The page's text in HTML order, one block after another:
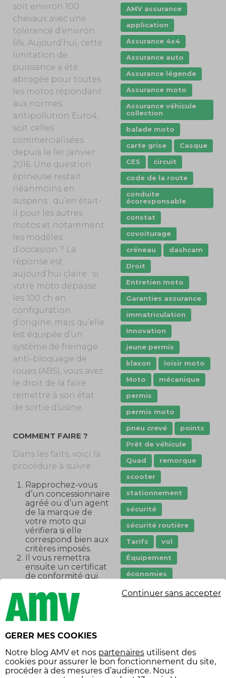
soit environ 100
chevaux avec une
tolérance d’environ
6%. Aujourd’hui, cette
limitation de
puissance a été
abrogée pour toutes
les motos répondant
aux normes
antipollution Euro4,
soit celles
commercialisées
depuis le 1er janvier
2016. Une question
épineuse restait
néanmoins en
suspens : qu’en était-
il pour les autres
motos et notamment
les modèles
d’occasion ? La
réponse est
aujourd’hui claire : si
votre moto dépasse
les 100 ch en
configuration
d’origine, mais qu’elle
est équipée d’un
système de freinage
anti-bloquage de
roues (ABS), vous avez
le droit de la faire
remettre à son état
de sortie d’usine.
COMMENT FAIRE ?
Dans les faits, voici la
procédure à suivre :
Rapprochez-vous
d’un concessionnaire
agréé ou d’un agent
de la marque de
votre moto qui
vérifiera si elle
correspond bien aux
critères imposés.
Il vous remettra
ensuite un certificat
de conformité qui
débridage, à faire
réaliser par un
professionnel et à vos
frais.
Vous avez ensuite 1
mois pour faire
établir une nouvelle
carte grise en suivant
les étapes
AMV assurance
application
Assurance 4x4
Assurance auto
Assurance légende
Assurance moto
Assurance véhicule
collection
balade moto
carte grise
Casque
CES
circuit
code de la route
conduite
écoresponsable
constat
covoiturage
créneau
dashcam
Droit
Entretien moto
Garanties assurance
immatriculation
Innovation
jeune permis
klaxon
loisir moto
Moto
mécanique
permis
permis moto
pneu crevé
points
Prêt de véhicule
Quad
remorque
scooter
stationnement
sécurité
sécurité routière
Tarifs
vol
Équipement
économies
équipement voiture
GERER MES COOKIES
Notre blog AMV et nos partenaires utilisent des
cookies pour assurer le bon fonctionnement du site,
procéder à des mesures d’audience. Nous
Continuer sans accepter